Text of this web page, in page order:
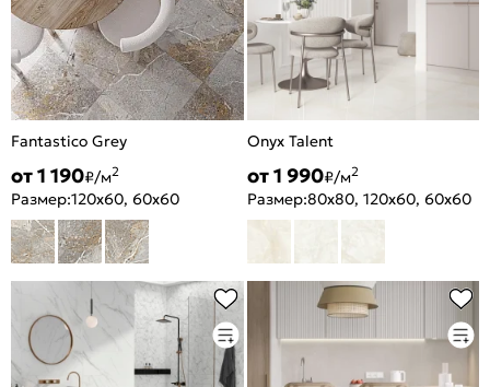
Fantastico Grey
от 1 190₽/м2
Размер:120x60, 60x60
Onyx Talent
от 1 990₽/м2
Размер:80x80, 120x60, 60x60